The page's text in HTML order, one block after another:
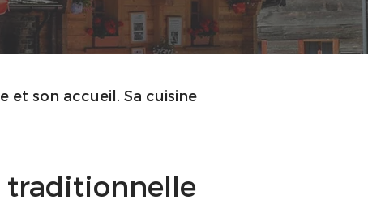
et son accueil. Sa cuisine
traditionnelle